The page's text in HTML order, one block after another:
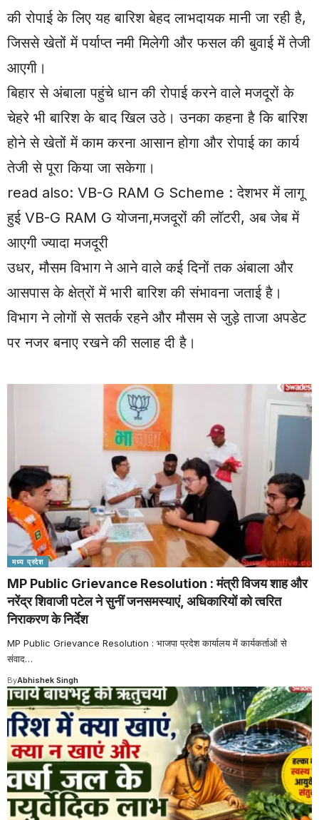
की रोपाई के लिए यह बारिश बेहद लाभदायक मानी जा रही है,
जिससे खेतों में पर्याप्त नमी मिलेगी और फसल की बुवाई में तेजी
आएगी।
बिहार से अंबाला पहुंचे धान की रोपाई करने वाले मजदूरों के
चेहरे भी बारिश के बाद खिल उठे। उनका कहना है कि बारिश
होने से खेतों में काम करना आसान होगा और रोपाई का कार्य
तेजी से पूरा किया जा सकेगा।
read also: VB-G RAM G Scheme : देशभर में लागू
हुई VB-G RAM G योजना,मजदूरों की लॉटरी, अब जेब में
आएगी ज्यादा मजदूरी
उधर, मौसम विभाग ने आने वाले कई दिनों तक अंबाला और
आसपास के क्षेत्रों में भारी बारिश की संभावना जताई है।
विभाग ने लोगों से सतर्क रहने और मौसम से जुड़े ताजा अपडेट
पर नजर बनाए रखने की सलाह दी है।
मध्य प्रदेश
MP Public Grievance Resolution : मंत्री विजय शाह और
नरेंद्र शिवाजी पटेल ने सुनीं जनसमस्याएं, अधिकारियों को त्वरित
निराकरण के निर्देश
MP Public Grievance Resolution : भाजपा प्रदेश कार्यालय में कार्यकर्ताओं से
संवाद…
ByAbhishek Singh